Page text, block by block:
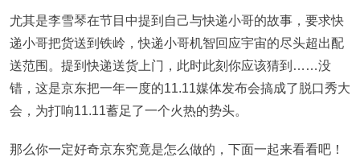
尤其是李雪琴在节目中提到自己与快递小哥的故事，要求快
递小哥把货送到铁岭，快递小哥机智回应宇宙的尽头超出配
送范围。提到快递送货上门，此时此刻你应该猜到……没
错，这是京东把一年一度的11.11媒体发布会搞成了脱口秀大
会，为打响11.11蓄足了一个火热的势头。
那么你一定好奇京东究竟是怎么做的，下面一起来看看吧！